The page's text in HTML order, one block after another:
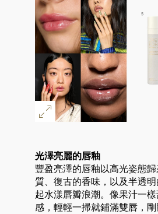
光澤亮麗的唇釉
豐盈亮澤的唇釉以高光姿態
質、復古的香味，以及半透
起水漾唇瓣浪潮。像果汁一
感，輕輕一掃就鋪滿雙唇，